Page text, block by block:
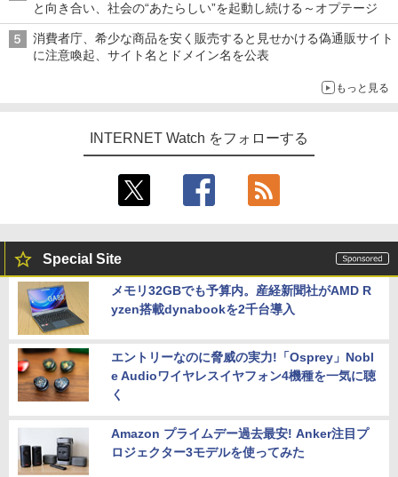
と向き合い、社会の“あたらしい”を起動し続ける～オプテージ
消費者庁、希少な商品を安く販売すると見せかける偽通販サイト
に注意喚起、サイト名とドメイン名を公表
もっと見る
INTERNET Watch をフォローする
Special Site
メモリ32GBでも予算内。産経新聞社がAMD R
yzen搭載dynabookを2千台導入
エントリーなのに脅威の実力!「Osprey」Nobl
e Audioワイヤレスイヤフォン4機種を一気に聴
く
Amazon プライムデー過去最安! Anker注目プ
ロジェクター3モデルを使ってみた